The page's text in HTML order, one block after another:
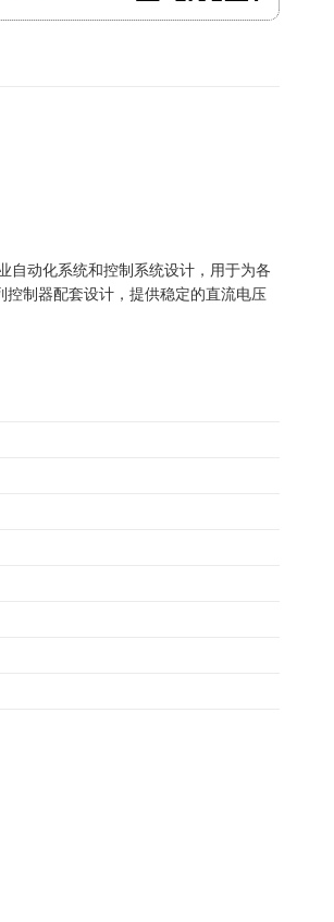
自动化系统和控制系统设计，用于为各
制器配套设计，提供稳定的直流电压